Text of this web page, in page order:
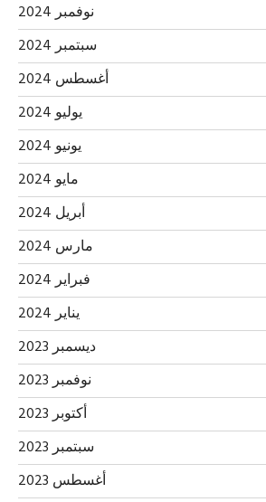
نوفمبر 2024
سبتمبر 2024
أغسطس 2024
يوليو 2024
يونيو 2024
مايو 2024
أبريل 2024
مارس 2024
فبراير 2024
يناير 2024
ديسمبر 2023
نوفمبر 2023
أكتوبر 2023
سبتمبر 2023
أغسطس 2023